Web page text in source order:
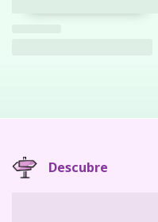
Descubre